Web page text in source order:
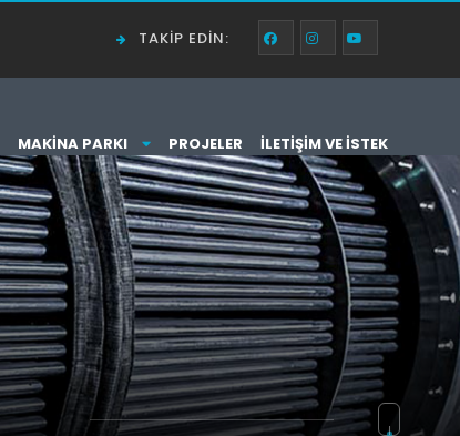
TAKIP EDIN:
MAKINA PARKI PROJELER İLETIŞIM VE İSTEK